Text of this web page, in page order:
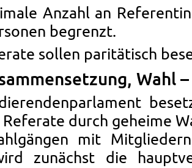
An­zahl an
be­grenzt.
sollen paritätisch
Wahl
Refer­ate durch geheime
mit
zunächst die